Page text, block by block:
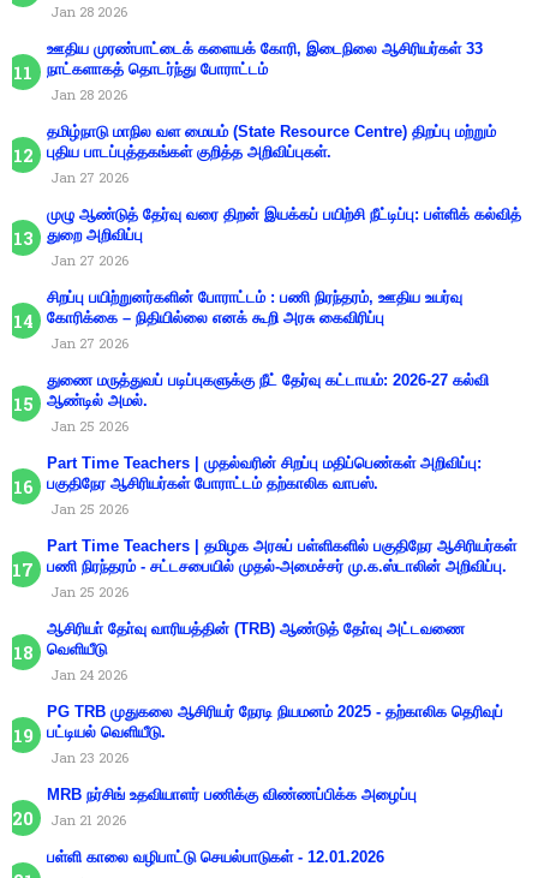
Jan 28 2026
ஊதிய முரண்பாட்டைக் களையக் கோரி, இடைநிலை ஆசிரியர்கள் 33
நாட்களாகத் தொடர்ந்து போராட்டம்
Jan 28 2026
தமிழ்நாடு மாநில வள மையம் (State Resource Centre) திறப்பு மற்றும்
புதிய பாடப்புத்தகங்கள் குறித்த அறிவிப்புகள்.
Jan 27 2026
முழு ஆண்டுத் தேர்வு வரை திறன் இயக்கப் பயிற்சி நீட்டிப்பு: பள்ளிக் கல்வித்
துறை அறிவிப்பு
Jan 27 2026
சிறப்பு பயிற்றுனர்களின் போராட்டம் : பணி நிரந்தரம், ஊதிய உயர்வு
கோரிக்கை – நிதியில்லை எனக் கூறி அரசு கைவிரிப்பு
Jan 27 2026
துணை மருத்துவப் படிப்புகளுக்கு நீட் தேர்வு கட்டாயம்: 2026-27 கல்வி
ஆண்டில் அமல்.
Jan 25 2026
Part Time Teachers | முதல்வரின் சிறப்பு மதிப்பெண்கள் அறிவிப்பு:
பகுதிநேர ஆசிரியர்கள் போராட்டம் தற்காலிக வாபஸ்.
Jan 25 2026
Part Time Teachers | தமிழக அரசுப் பள்ளிகளில் பகுதிநேர ஆசிரியர்கள்
பணி நிரந்தரம் - சட்டசபையில் முதல்-அமைச்சர் மு.க.ஸ்டாலின் அறிவிப்பு.
Jan 25 2026
ஆசிரியா் தோ்வு வாரியத்தின் (TRB) ஆண்டுத் தோ்வு அட்டவணை
வெளியீடு
Jan 24 2026
PG TRB முதுகலை ஆசிரியர் நேரடி நியமனம் 2025 - தற்காலிக தெரிவுப்
பட்டியல் வெளியீடு.
Jan 23 2026
MRB நர்சிங் உதவியாளர் பணிக்கு விண்ணப்பிக்க அழைப்பு
Jan 21 2026
பள்ளி காலை வழிபாட்டு செயல்பாடுகள் - 12.01.2026